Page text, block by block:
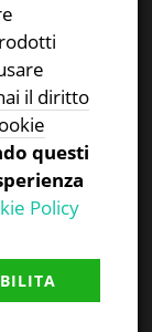
il diritto
questi
Policy